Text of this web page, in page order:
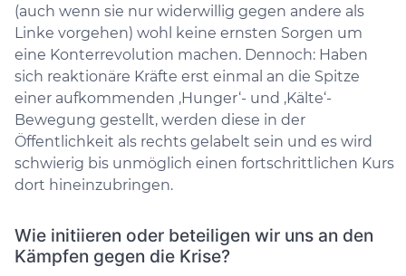
(auch wenn sie nur widerwillig gegen andere als
Linke vorgehen) wohl keine ernsten Sorgen um
eine Konterrevolution machen. Dennoch: Haben
sich reaktionäre Kräfte erst einmal an die Spitze
einer aufkommenden ‚Hunger‘- und ‚Kälte‘-
Bewegung gestellt, werden diese in der
Öffentlichkeit als rechts gelabelt sein und es wird
schwierig bis unmöglich einen fortschrittlichen Kurs
dort hineinzubringen.
Wie initiieren oder beteiligen wir uns an den
Kämpfen gegen die Krise?